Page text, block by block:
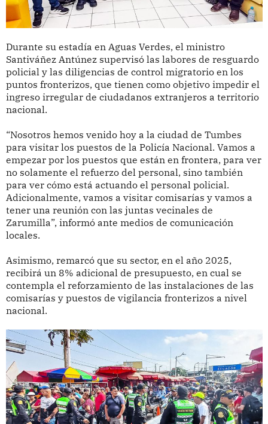
Durante su estadía en Aguas Verdes, el ministro
Santiváñez Antúnez supervisó las labores de resguardo
policial y las diligencias de control migratorio en los
puntos fronterizos, que tienen como objetivo impedir el
ingreso irregular de ciudadanos extranjeros a territorio
nacional.
“Nosotros hemos venido hoy a la ciudad de Tumbes
para visitar los puestos de la Policía Nacional. Vamos a
empezar por los puestos que están en frontera, para ver
no solamente el refuerzo del personal, sino también
para ver cómo está actuando el personal policial.
Adicionalmente, vamos a visitar comisarías y vamos a
tener una reunión con las juntas vecinales de
Zarumilla”, informó ante medios de comunicación
locales.
Asimismo, remarcó que su sector, en el año 2025,
recibirá un 8% adicional de presupuesto, en cual se
contempla el reforzamiento de las instalaciones de las
comisarías y puestos de vigilancia fronterizos a nivel
nacional.